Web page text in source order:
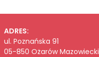
ADRES:
ul. Poznańska 91
05-850 Ożarów Mazowiecki